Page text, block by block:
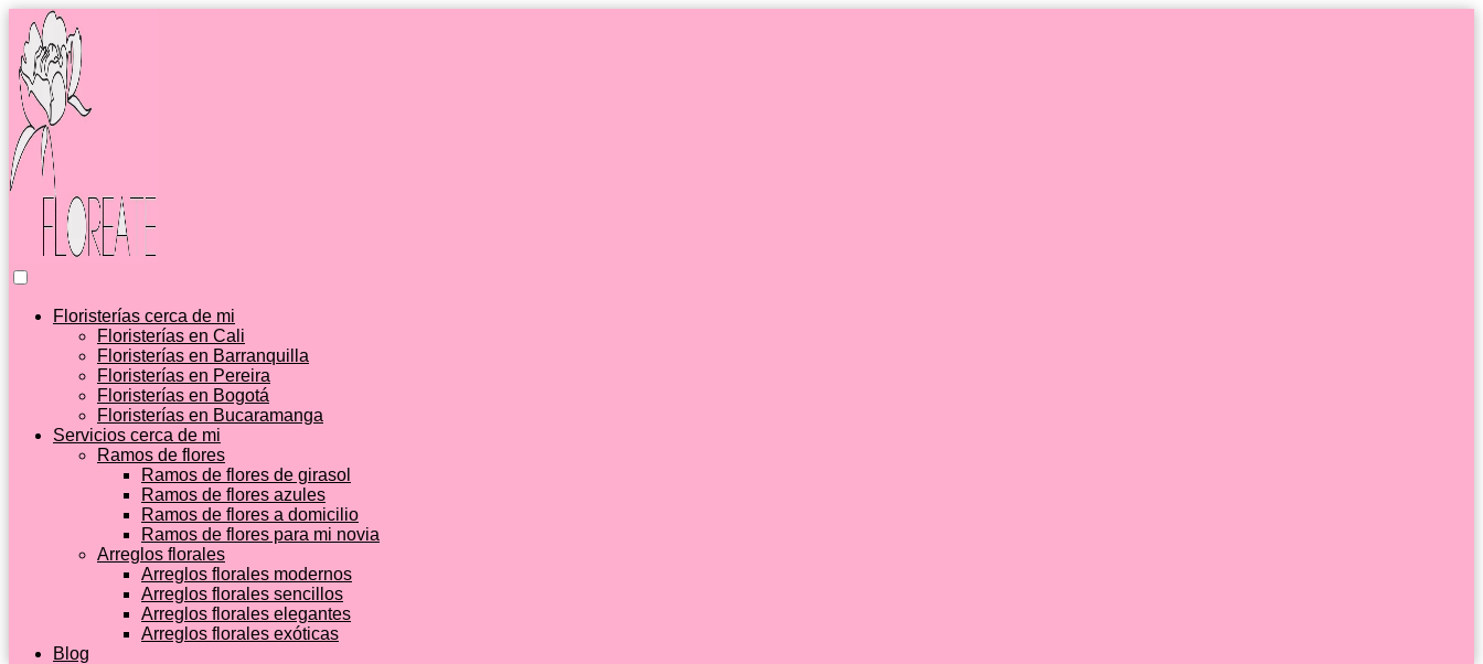
Floristerías cerca de mi
Floristerías en Cali
Floristerías en Barranquilla
Floristerías en Pereira
Floristerías en Bogotá
Floristerías en Bucaramanga
Servicios cerca de mi
Ramos de flores
Ramos de flores de girasol
Ramos de flores azules
Ramos de flores a domicilio
Ramos de flores para mi novia
Arreglos florales
Arreglos florales modernos
Arreglos florales sencillos
Arreglos florales elegantes
Arreglos florales exóticas
Blog